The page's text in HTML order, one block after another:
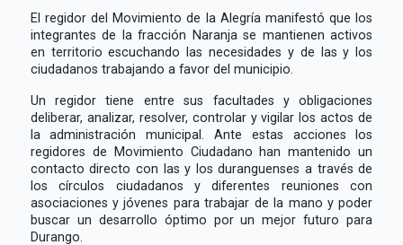
El regidor del Movimiento de la Alegría manifestó que los
integrantes de la fracción Naranja se mantienen activos
en territorio escuchando las necesidades y de las y los
ciudadanos trabajando a favor del municipio.
Un regidor tiene entre sus facultades y obligaciones
deliberar, analizar, resolver, controlar y vigilar los actos de
la administración municipal. Ante estas acciones los
regidores de Movimiento Ciudadano han mantenido un
contacto directo con las y los duranguenses a través de
los círculos ciudadanos y diferentes reuniones con
asociaciones y jóvenes para trabajar de la mano y poder
buscar un desarrollo óptimo por un mejor futuro para
Durango.